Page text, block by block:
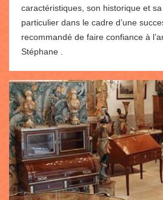
caractéristiques, son historique et
particulier dans le cadre d’une
recommandé de faire confiance à
Stéphane .